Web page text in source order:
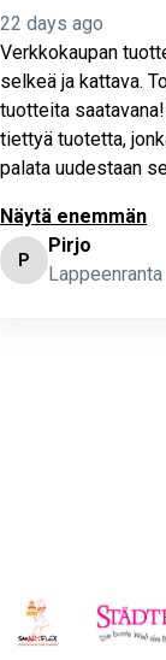
22 days ago
Verkkokaupan
selkeä ja kattava.
tuotteita
tiettyä tuotetta,
palata uudestaan
Näytä enemmän
P
Pirjo
Lappeenranta